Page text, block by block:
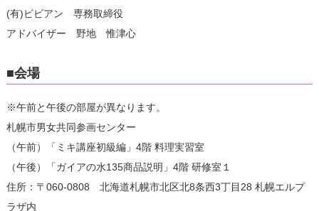
(有)ビビアン 専務取締役
アドバイザー 野地 惟津心
■会場
※午前と午後の部屋が異なります。
札幌市男女共同参画センター
（午前）「ミキ講座初級編」4階 料理実習室
（午後）「ガイアの水135商品説明」4階 研修室１
住所：〒060-0808 北海道札幌市北区北8条西3丁目28 札幌エルプ
ラザ内